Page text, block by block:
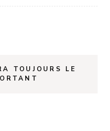
TOUJOURS LE